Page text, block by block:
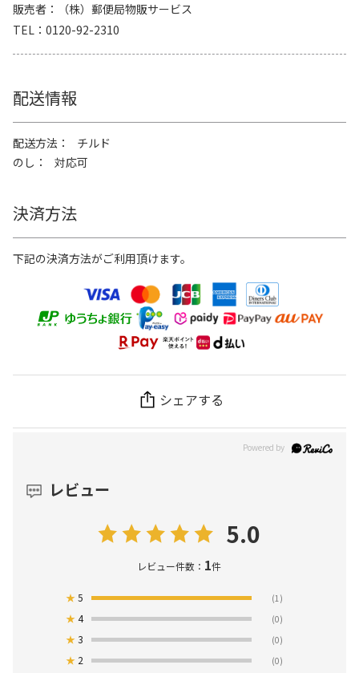
販売者
（株）郵便局物販サービス
TEL
0120-92-2310
配送情報
配送方法
チルド
のし
対応可
決済方法
下記の決済方法がご利用頂けます。
シェアする
レビュー
5.0
レビュー件数： 1件
★5 (1)
★4 (0)
★3 (0)
★ 2 (0)